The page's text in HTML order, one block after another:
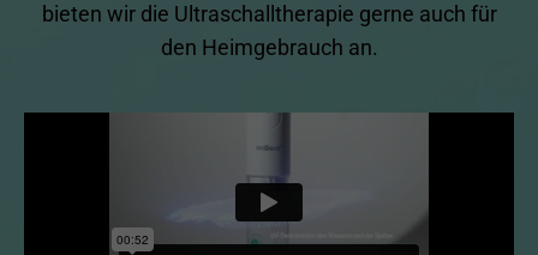
bieten wir die Ultraschalltherapie gerne auch für
den Heimgebrauch an.